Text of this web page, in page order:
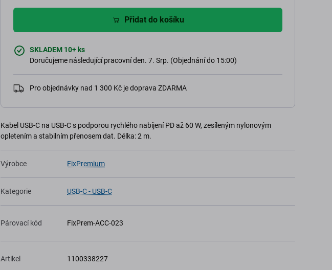
Přidat do košíku
SKLADEM 10+ ks
Doručujeme následující pracovní den. 7. Srp. (Objednání do 15:00)
Pro objednávky nad 1 300 Kč je doprava ZDARMA
Kabel USB-C na USB-C s podporou rychlého nabíjení PD až 60 W, zesíleným nylonovým
opletením a stabilním přenosem dat. Délka: 2 m.
Výrobce FixPremium
Kategorie USB-C - USB-C
Párovací kód FixPrem-ACC-023
Artikel 1100338227